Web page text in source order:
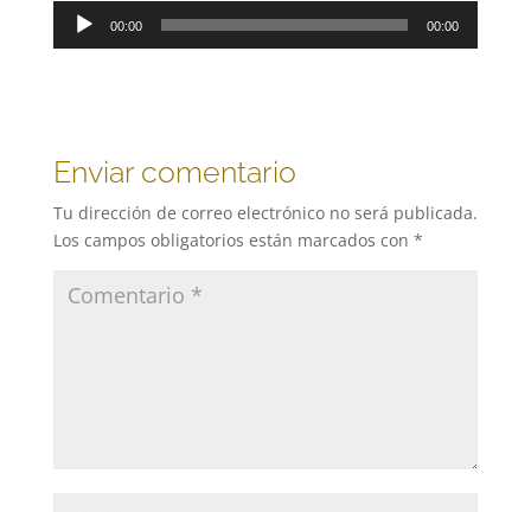
Reproductor
00:00 00:00
Enviar comentario
Tu dirección de correo electrónico no será publicada.
Los campos obligatorios están marcados con *